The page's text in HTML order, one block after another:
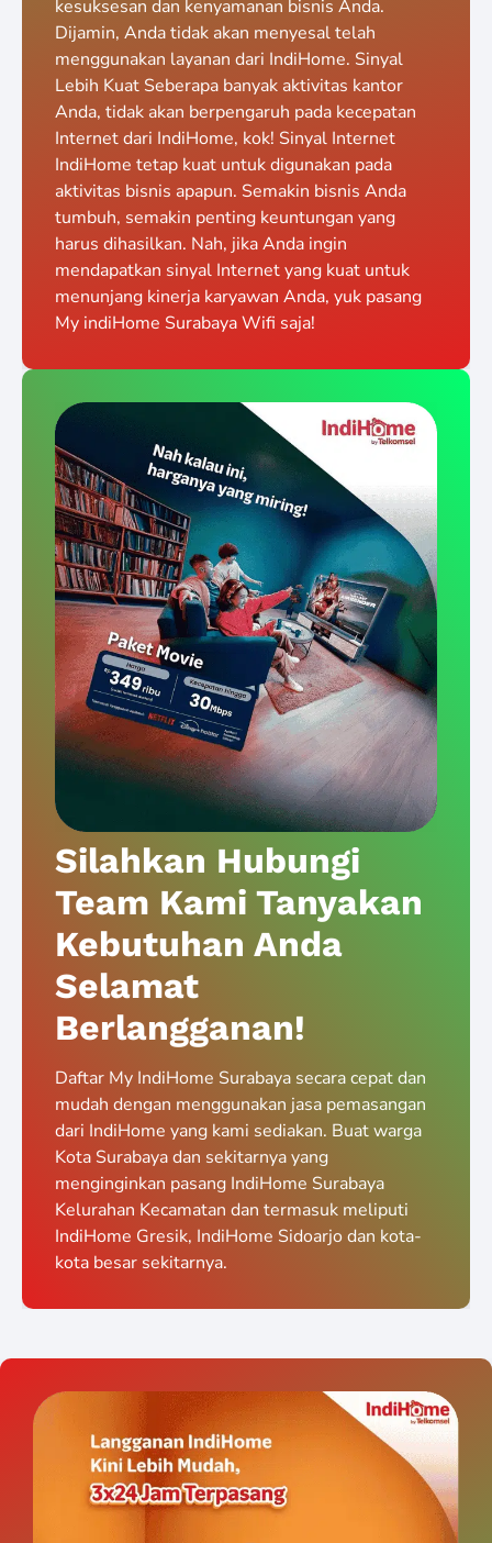
kesuksesan dan kenyamanan bisnis Anda.
Dijamin, Anda tidak akan menyesal telah
menggunakan layanan dari IndiHome. Sinyal
Lebih Kuat Seberapa banyak aktivitas kantor
Anda, tidak akan berpengaruh pada kecepatan
Internet dari IndiHome, kok! Sinyal Internet
IndiHome tetap kuat untuk digunakan pada
aktivitas bisnis apapun. Semakin bisnis Anda
tumbuh, semakin penting keuntungan yang
harus dihasilkan. Nah, jika Anda ingin
mendapatkan sinyal Internet yang kuat untuk
menunjang kinerja karyawan Anda, yuk pasang
My indiHome Surabaya Wifi saja!
Silahkan Hubungi
Team Kami Tanyakan
Kebutuhan Anda
Selamat
Berlangganan!
Daftar My IndiHome Surabaya secara cepat dan
mudah dengan menggunakan jasa pemasangan
dari IndiHome yang kami sediakan. Buat warga
Kota Surabaya dan sekitarnya yang
menginginkan pasang IndiHome Surabaya
Kelurahan Kecamatan dan termasuk meliputi
IndiHome Gresik, IndiHome Sidoarjo dan kota-
kota besar sekitarnya.